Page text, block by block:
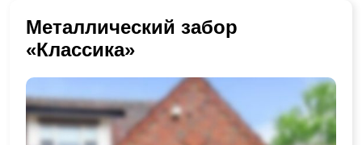
Металлический забор
«Классика»